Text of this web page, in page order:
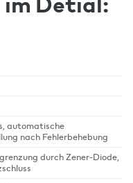
automatische
nach Fehlerbehebung
durch Zener-Diode,